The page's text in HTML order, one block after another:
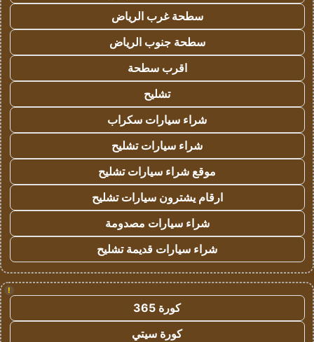
سطحة غرب الرياض
سطحة جنوب الرياض
اقرب سطحة
تشليح
شراء سيارات سكراب
شراء سيارات تشليح
موقع شراء سيارات تشليح
ارقام يشترون سيارات تشليح
شراء سيارات مصدومة
شراء سيارات قديمة تشليح
!
كورة 365
كورة سيتي